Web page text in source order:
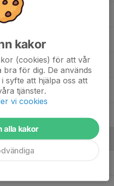
kakor
(cookies) för att vår
för dig. De används
syfte att hjälpa oss att
tjänster.
vi cookies
alla kakor